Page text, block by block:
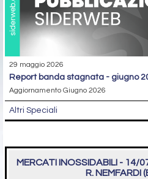
29 maggio 2026
report banda stagnata - giugno
Aggiornamento Giugno 2026
Altri Speciali
MERCATI INOSSIDABILI - 14/
R. NEMFARDI